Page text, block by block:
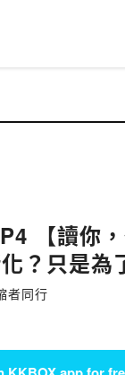
【讀你
？只是為
者同行